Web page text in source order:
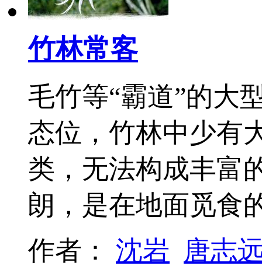
竹林常客
毛竹等“霸道”的大
态位，竹林中少有
类，无法构成丰富
朗，是在地面觅
作者： 沈岩 唐志